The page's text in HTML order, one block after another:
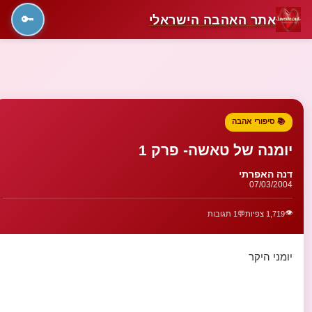
אתר האהבה הישראלי 🔑
📚 סיפורי אהבה
יומנה של טאשה- פרק 1
דנה האפרתי
07/03/2004
👁️1,719 צפיות 💬 1 תגובות
יומני היקר